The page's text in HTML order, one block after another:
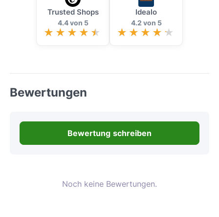
Trusted Shops
4.4 von 5
Idealo
4.2 von 5
Bewertungen
Bewertung schreiben
Noch keine Bewertungen.